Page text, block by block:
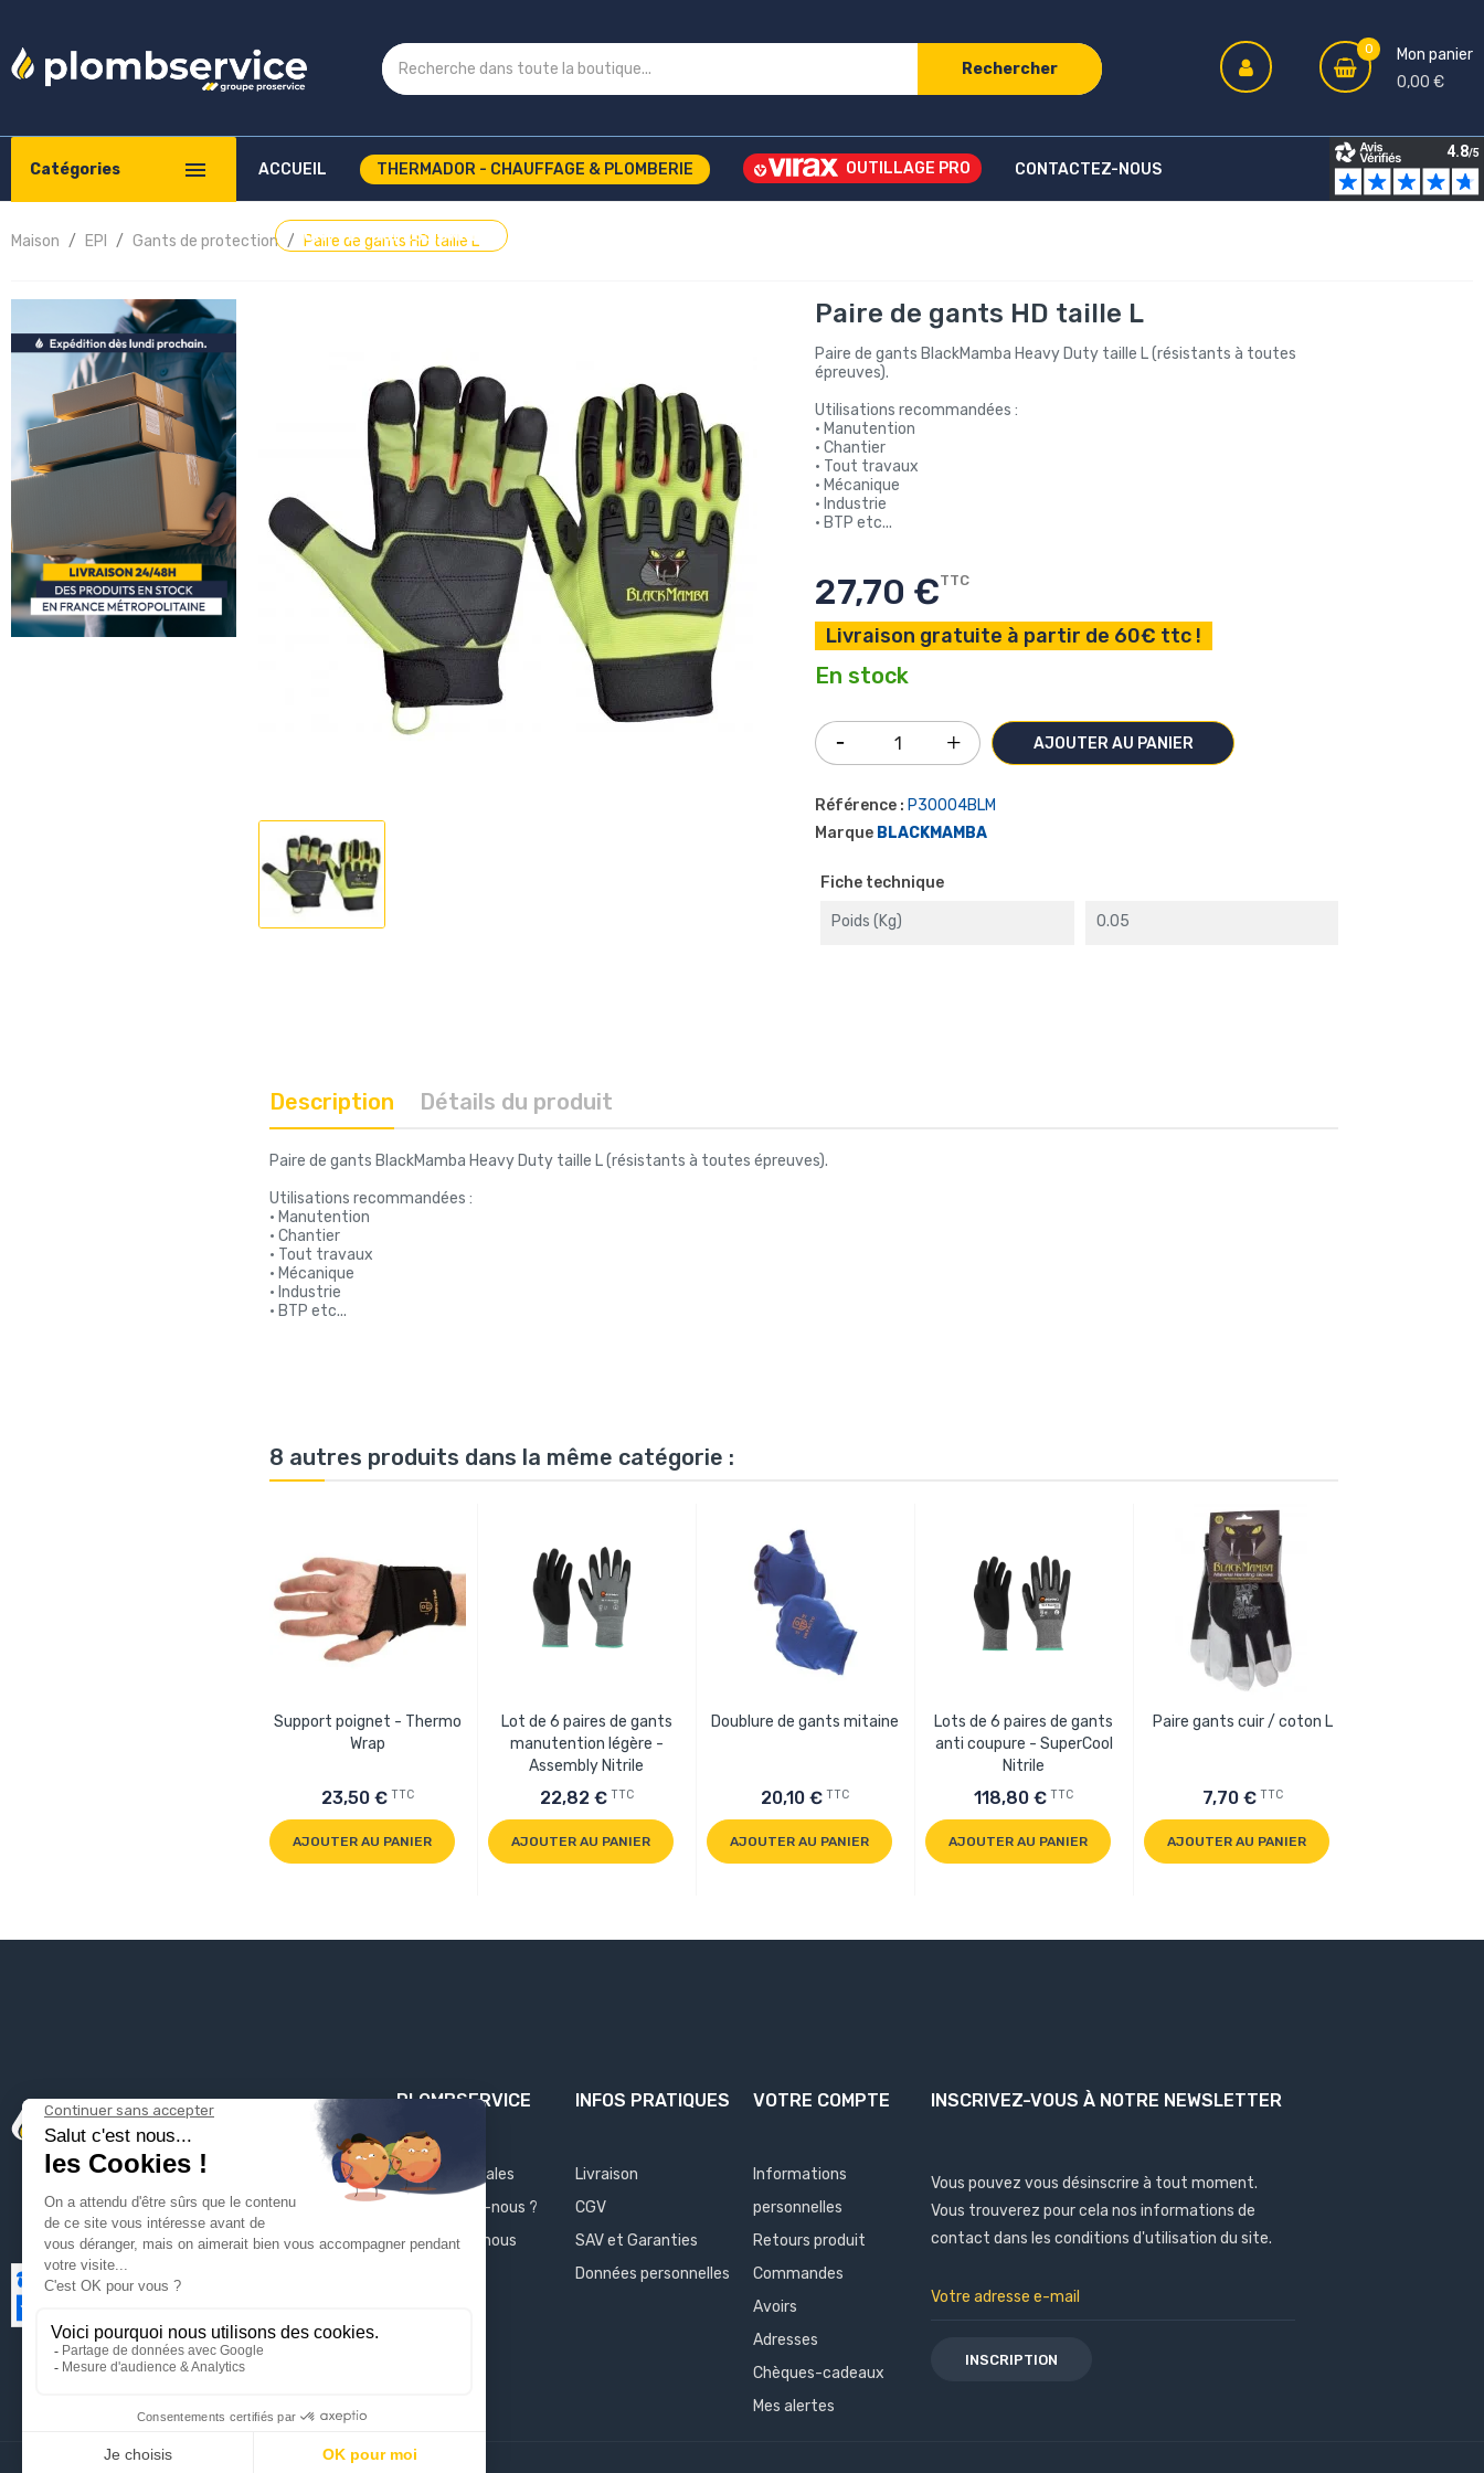
Rechercher
0
Mon panier
0,00 €
Catégories ACCUEIL THERMADOR - CHAUFFAGE & PLOMBERIE CONTACTEZ-NOUS
COMPTE PROFESSIONNEL
Maison EPI Gants de protection Paire de gants HD taille L
Paire de gants HD taille L
Paire de gants BlackMamba Heavy Duty taille L (résistants à toutes
épreuves).
Utilisations recommandées :
• Manutention
• Chantier
• Tout travaux
• Mécanique
• Industrie
• BTP etc...
27,70 €TTC
Livraison gratuite à partir de 60€ ttc !
En stock
AJOUTER AU PANIER
Référence : P30004BLM
Marque BLACKMAMBA
Fiche technique
Poids (kg) 0.05
Description Détails du produit
Paire de gants BlackMamba Heavy Duty taille L (résistants à toutes épreuves).
Utilisations recommandées :
• Manutention
• Chantier
• Tout travaux
• Mécanique
• Industrie
• BTP etc...
8 autres produits dans la même catégorie :
Support poignet - Thermo
Wrap
23,50 € TTC
AJOUTER AU PANIER
Lot de 6 paires de gants
manutention légère -
Assembly Nitrile
22,82 € TTC
AJOUTER AU PANIER
Doublure de gants mitaine
20,10 € TTC
AJOUTER AU PANIER
Lots de 6 paires de gants
anti coupure - SuperCool
Nitrile
118,80 € TTC
AJOUTER AU PANIER
Paire gants cuir / coton L
7,70 € TTC
AJOUTER AU PANIER
PLOMBSERVICE
Mentions légales
Qui sommes-nous ?
Contactez-nous
INFOS PRATIQUES
Livraison
CGV
SAV et Garanties
Données personnelles
VOTRE COMPTE
Informations
personnelles
Retours produit
Commandes
Avoirs
Adresses
Chèques-cadeaux
Mes alertes
INSCRIVEZ-VOUS À NOTRE NEWSLETTER
Vous pouvez vous désinscrire à tout moment.
Vous trouverez pour cela nos informations de
contact dans les conditions d'utilisation du site.